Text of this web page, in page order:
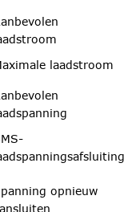
laadstroom
opnieuw